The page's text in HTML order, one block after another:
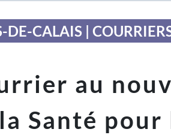
DE-CALAIS |
au
Santé